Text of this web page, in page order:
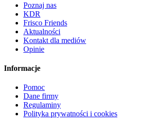
Poznaj nas
KDR
Frisco Friends
Aktualności
Kontakt dla mediów
Opinie
Informacje
Pomoc
Dane firmy
Regulaminy
Polityka prywatności i cookies